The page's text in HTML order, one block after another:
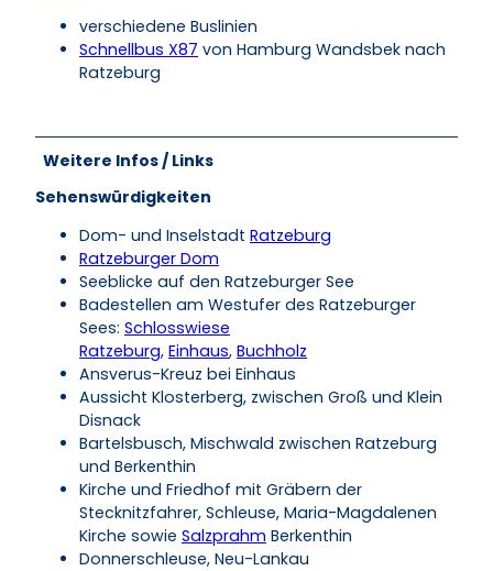
verschiedene Buslinien
Schnellbus X87 von Hamburg Wandsbek nach
Ratzeburg
Weitere Infos / Links
Sehenswürdigkeiten
Dom- und Inselstadt Ratzeburg
Ratzeburger Dom
Seeblicke auf den Ratzeburger See
Badestellen am Westufer des Ratzeburger
Sees: Schlosswiese
Ratzeburg, Einhaus, Buchholz
Ansverus-Kreuz bei Einhaus
Aussicht Klosterberg, zwischen Groß und Klein
Disnack
Bartelsbusch, Mischwald zwischen Ratzeburg
und Berkenthin
Kirche und Friedhof mit Gräbern der
Stecknitzfahrer, Schleuse, Maria-Magdalenen
Kirche sowie Salzprahm Berkenthin
Donnerschleuse, Neu-Lankau